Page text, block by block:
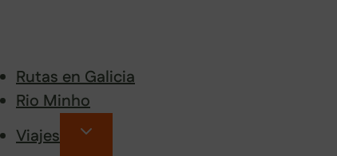
Rutas en Galicia
Rio Minho
Viajes